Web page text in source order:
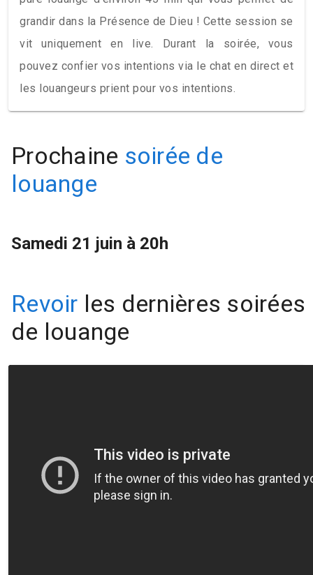
grandir dans la Présence de Dieu ! Cette session se
vit uniquement en live. Durant la soirée, vous
pouvez confier vos intentions via le chat en direct et
les louangeurs prient pour vos intentions.
Prochaine soirée de
louange
Samedi 21 juin à 20h
Revoir les dernières soirées
de louange